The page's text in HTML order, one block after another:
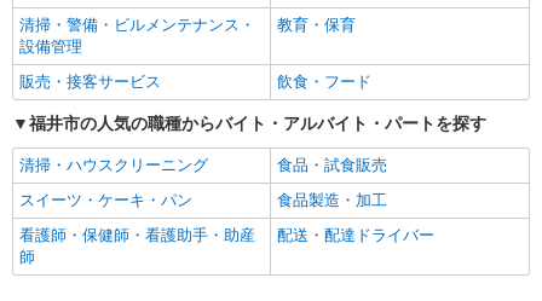
清掃・警備・ビルメンテナンス・
設備管理
教育・保育
販売・接客サービス 飲食・フード
福井市の人気の職種からバイト・アルバイト・パートを探す
清掃・ハウスクリーニング
食品・試食販売
スイーツ・ケーキ・パン
食品製造・加工
看護師・保健師・看護助手・助産
師
配送・配達ドライバー